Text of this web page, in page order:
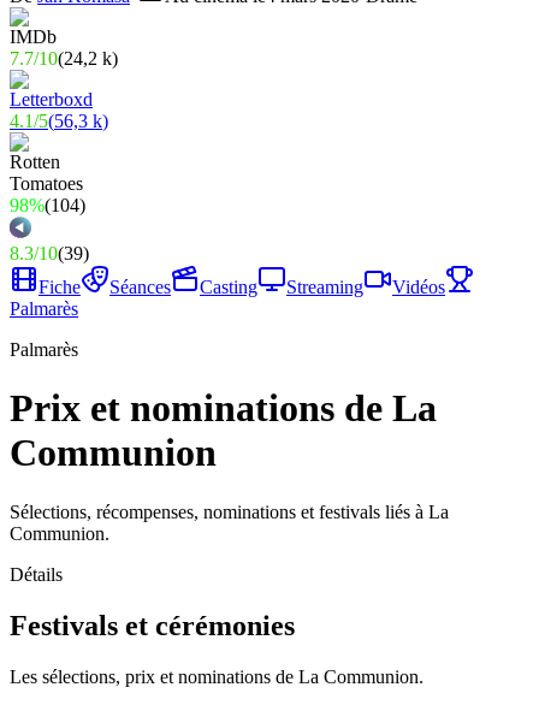
7.7/10(24,2 k)
4.1/5(56,3 k)
98%(104)
8.3/10(39)
Fiche
Séances Casting Streaming
Vidéos
Palmarès
Palmarès
Prix et nominations de La
Communion
Sélections, récompenses, nominations et festivals liés à La
Communion.
Détails
Festivals et cérémonies
Les sélections, prix et nominations de La Communion.